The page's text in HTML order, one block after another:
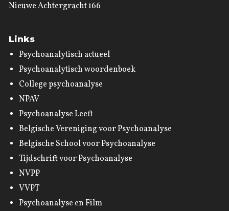
Nieuwe Achtergracht 166
Links
Psychoanalytisch actueel
Psychoanalytisch woordenboek
College psychoanalyse
NPAV
Psychoanalyse Leeft
Belgische Vereniging voor Psychoanalyse
Belgische School voor Psychoanalyse
Tijdschrift voor Psychoanalyse
NVPP
VVPT
Psychoanalyse en Film